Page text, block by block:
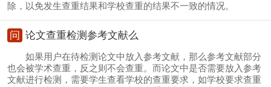
除，以免发生查重结果和学校查重的结果不一致的情况。
问 论文查重检测参考文献么
如果用户在待检测论文中放入参考文献，那么参考文献部分
也会被学术查重，反之则不会查重。而论文中是否需要放入参考
文献进行检测，需要学生查看学校的查重要求，如学校要求查重